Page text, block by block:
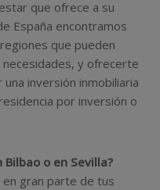
que ofrece a su
España encontramos
que pueden
y ofrecerte
inversión inmobiliaria
por inversión o
o en Sevilla?
gran parte de tus